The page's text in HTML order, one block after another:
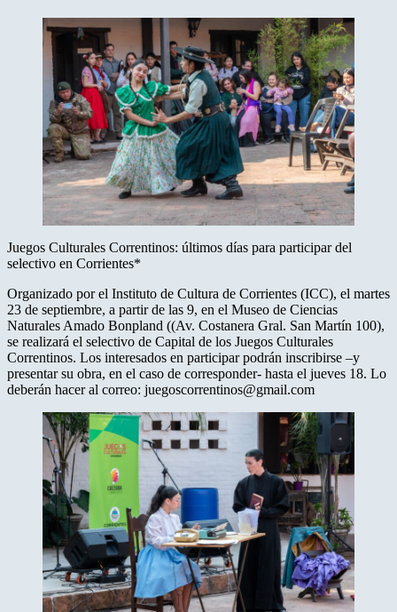
Juegos Culturales Correntinos: últimos días para participar del
selectivo en Corrientes*
Organizado por el Instituto de Cultura de Corrientes (ICC), el martes
23 de septiembre, a partir de las 9, en el Museo de Ciencias
Naturales Amado Bonpland ((Av. Costanera Gral. San Martín 100),
se realizará el selectivo de Capital de los Juegos Culturales
Correntinos. Los interesados en participar podrán inscribirse –y
presentar su obra, en el caso de corresponder- hasta el jueves 18. Lo
deberán hacer al correo: juegoscorrentinos@gmail.com